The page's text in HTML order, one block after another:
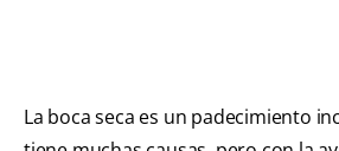
La boca seca es un padecimiento